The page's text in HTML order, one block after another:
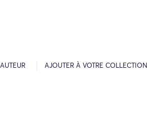
AJOUTER À VOTRE COLLECTION